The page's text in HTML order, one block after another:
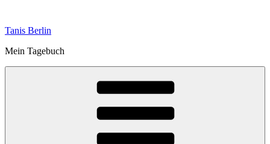
springen
Tanis Berlin
Mein Tagebuch